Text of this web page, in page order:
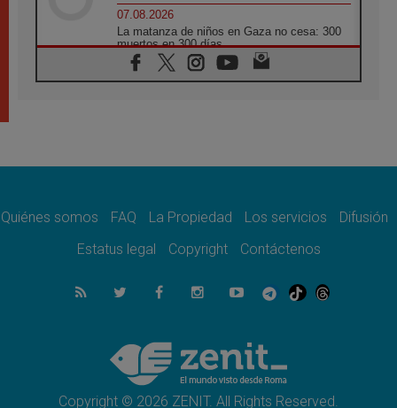
07.08.2026
La matanza de niños en Gaza no cesa: 300
muertos en 300 días
07.08.2026
Tagle: La guerra desfigura el mundo, solo la
como misión al servicio del Evangelio
SIGNIS 2026, dar voz a las religiosas en el
07.08.2026
Lanzan un proyecto de empoderamiento
Programa oficial del Viaje Apostólico del
Papa León XIV a Francia
Quiénes somos FAQ La Propiedad Los servicios
Difusión
Estatus legal
Copyright Contáctenos
Copyright © 2026 ZENIT. All Rights Reserved.